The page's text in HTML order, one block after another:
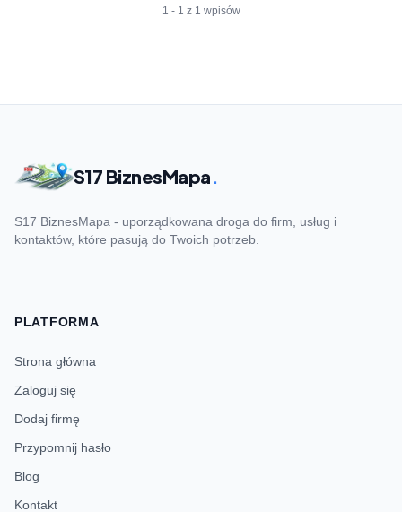
1 - 1 z 1 wpisów
S17 BiznesMapa.
S17 BiznesMapa - uporządkowana droga do firm, usług i
kontaktów, które pasują do Twoich potrzeb.
PLATFORMA
Strona główna
Zaloguj się
Dodaj firmę
Przypomnij hasło
Blog
Kontakt